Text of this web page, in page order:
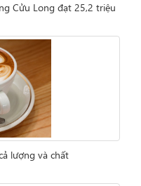
Cửu Long đạt 25,2 triệu
lượng và chất